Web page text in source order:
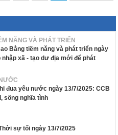
NĂNG VÀ PHÁT TRIỂN
Bằng tiềm năng và phát triển ngày
nhập xã - tạo dư địa mới để phát
đua yêu nước ngày 13/7/2025: CCB
sống nghĩa tình
sự tối ngày 13/7/2025